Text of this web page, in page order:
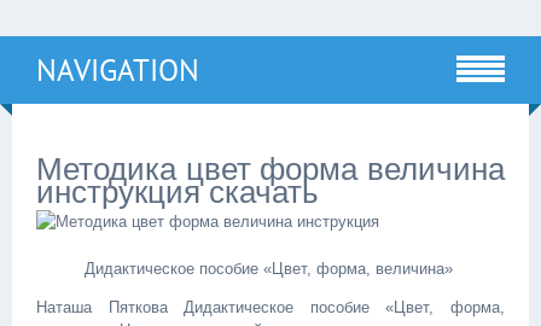
NAVIGATION
Методика цвет форма величина
инструкция скачать
Дидактическое пособие «Цвет, форма, величина»
Наташа Пяткова Дидактическое пособие «Цвет, форма,